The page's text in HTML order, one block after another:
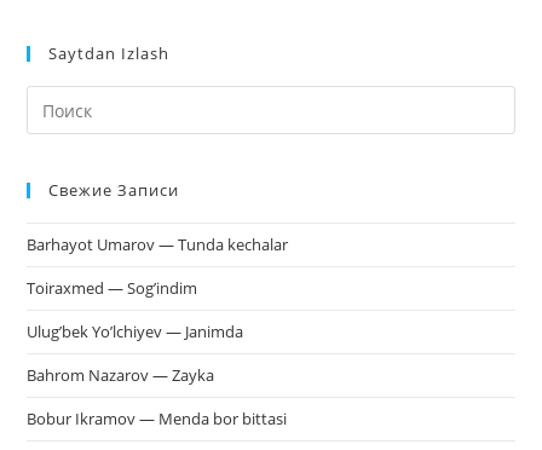
Saytdan Izlash
Свежие Записи
Barhayot Umarov — Tunda kechalar
Toiraxmed — Sog’indim
Ulug’bek Yo’lchiyev — Janimda
Bahrom Nazarov — Zayka
Bobur Ikramov — Menda bor bittasi